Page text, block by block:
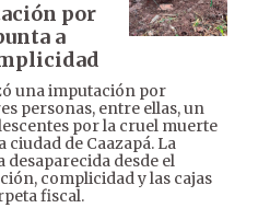
por
a
una imputación por
personas, entre ellas, un
por la cruel muerte
ciudad de Caazapá. La
desde el
complicidad y las cajas
fiscal.